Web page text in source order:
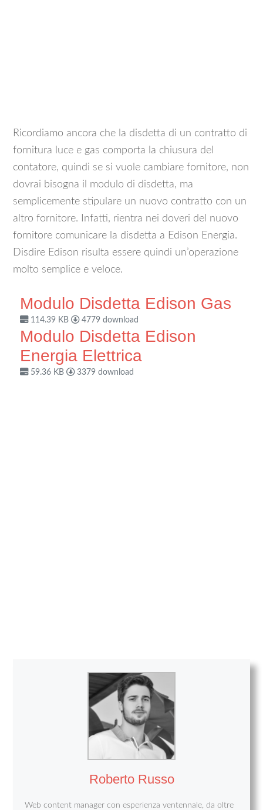
Ricordiamo ancora che la disdetta di un contratto di
fornitura luce e gas comporta la chiusura del
contatore, quindi se si vuole cambiare fornitore, non
dovrai bisogna il modulo di disdetta, ma
semplicemente stipulare un nuovo contratto con un
altro fornitore. Infatti, rientra nei doveri del nuovo
fornitore comunicare la disdetta a Edison Energia.
Disdire Edison risulta essere quindi un’operazione
molto semplice e veloce.
Modulo Disdetta Edison Gas
114.39 KB 4779 download
Modulo Disdetta Edison
Energia Elettrica
59.36 KB 3379 download
Roberto Russo
Web content manager con esperienza ventennale, da oltre